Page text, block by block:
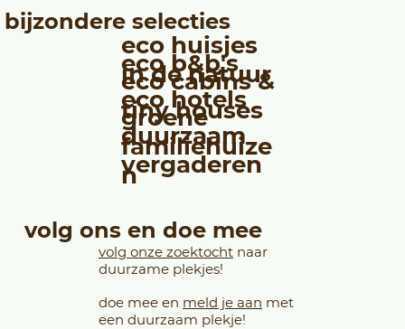
volg ons en doe mee
doe mee en meld je aan met
een duurzaam plekje!
bijzondere selecties
volg onze zoektocht naar
duurzame plekjes!
eco huisjes
in de natuur
eco cabins &
tiny houses
eco hotels
eco b&b's
groene
familiehuize
n
duurzaam
vergaderen